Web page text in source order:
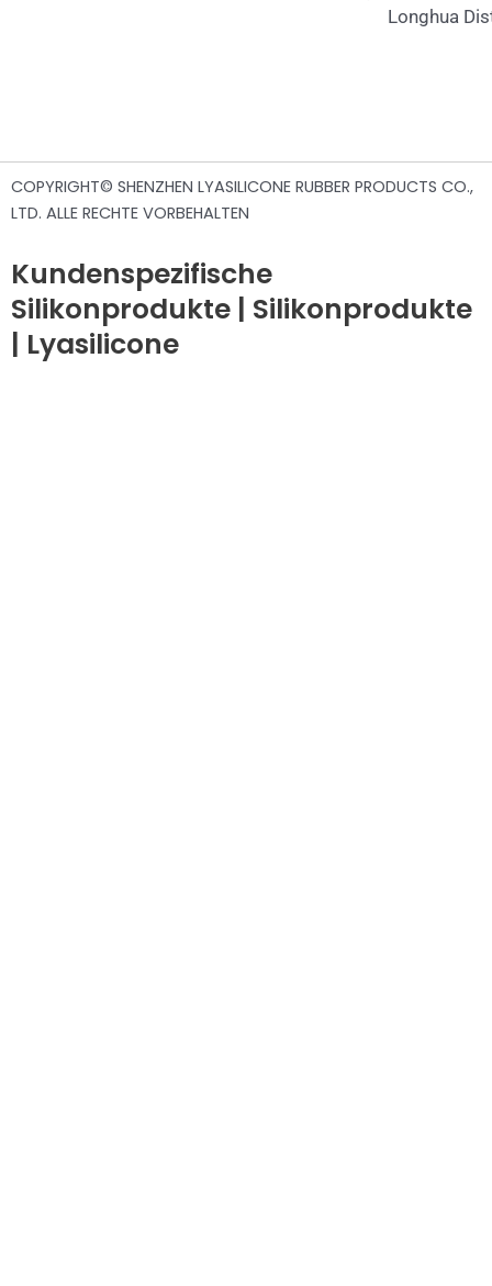
Longhua
COPYRIGHT© SHENZHEN LYASILICONE RUBBER PRODUCTS CO.,
LTD. ALLE RECHTE VORBEHALTEN
Kundenspezifische
Silikonprodukte | Silikonprodukte
| Lyasilicone